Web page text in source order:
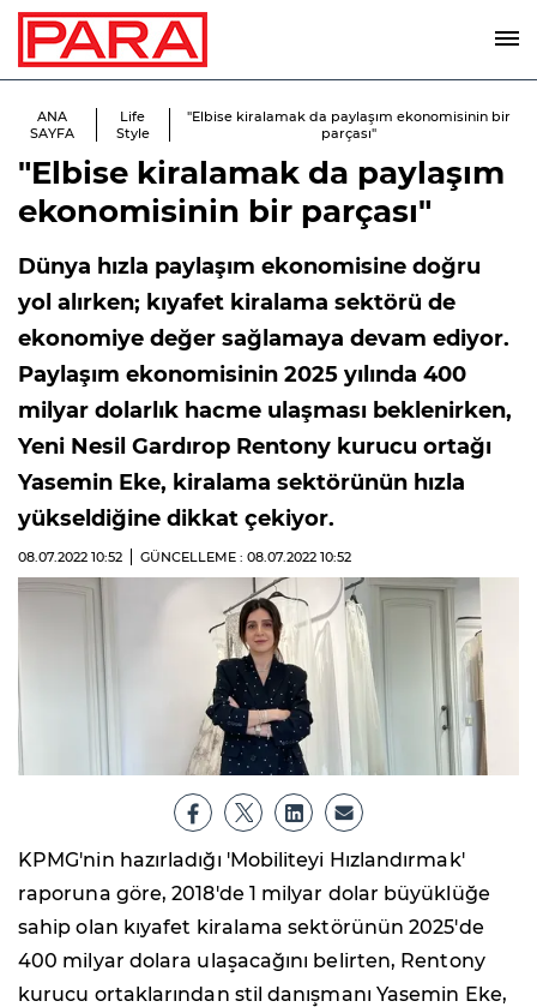
ANA
SAYFA
Life
Style
"Elbise kiralamak da paylaşım ekonomisinin bir
parçası"
"Elbise kiralamak da paylaşım
ekonomisinin bir parçası"
Dünya hızla paylaşım ekonomisine doğru
yol alırken; kıyafet kiralama sektörü de
ekonomiye değer sağlamaya devam ediyor.
Paylaşım ekonomisinin 2025 yılında 400
milyar dolarlık hacme ulaşması beklenirken,
Yeni Nesil Gardırop Rentony kurucu ortağı
Yasemin Eke, kiralama sektörünün hızla
yükseldiğine dikkat çekiyor.
08.07.2022 10:52 GÜNCELLEME : 08.07.2022 10:52
KPMG'nin hazırladığı 'Mobiliteyi Hızlandırmak'
raporuna göre, 2018'de 1 milyar dolar büyüklüğe
sahip olan kıyafet kiralama sektörünün 2025'de
400 milyar dolara ulaşacağını belirten, Rentony
kurucu ortaklarından stil danışmanı Yasemin Eke,